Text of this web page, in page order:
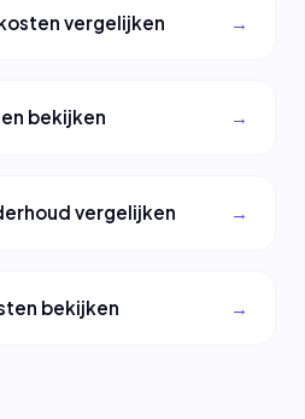
vergelijken
bekijken
vergelijken
bekijken